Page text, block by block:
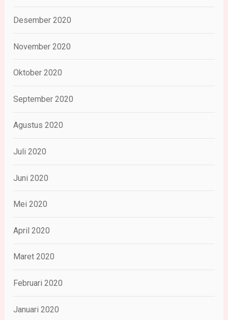
Desember 2020
November 2020
Oktober 2020
September 2020
Agustus 2020
Juli 2020
Juni 2020
Mei 2020
April 2020
Maret 2020
Februari 2020
Januari 2020